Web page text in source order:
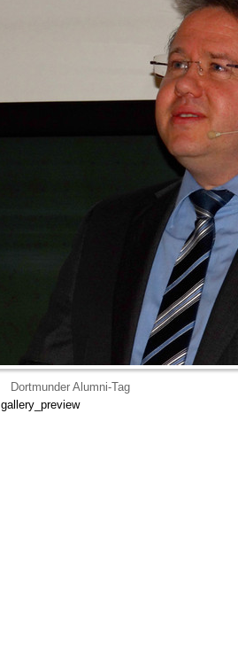
Dortmunder Alumni-Tag
gallery_preview